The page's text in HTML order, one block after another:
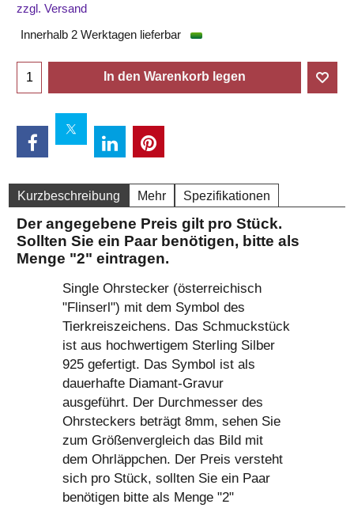
zzgl. Versand
Innerhalb 2 Werktagen lieferbar
In den Warenkorb legen
Kurzbeschreibung Mehr Spezifikationen
Der angegebene Preis gilt pro Stück.
Sollten Sie ein Paar benötigen, bitte als
Menge "2" eintragen.
Single Ohrstecker (österreichisch
"Flinserl") mit dem Symbol des
Tierkreiszeichens. Das Schmuckstück
ist aus hochwertigem Sterling Silber
925 gefertigt. Das Symbol ist als
dauerhafte Diamant-Gravur
ausgeführt. Der Durchmesser des
Ohrsteckers beträgt 8mm, sehen Sie
zum Größenvergleich das Bild mit
dem Ohrläppchen. Der Preis versteht
sich pro Stück, sollten Sie ein Paar
benötigen bitte als Menge "2"